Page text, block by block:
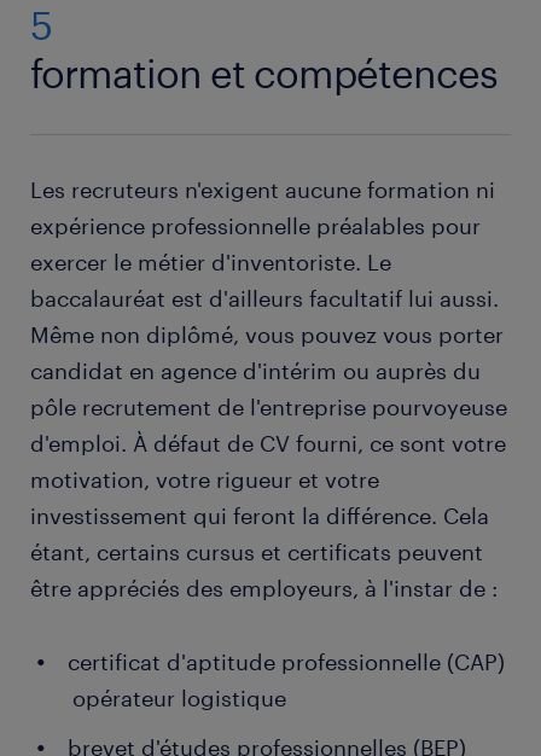
5
formation et compétences
Les recruteurs n'exigent aucune formation ni
expérience professionnelle préalables pour
exercer le métier d'inventoriste. Le
baccalauréat est d'ailleurs facultatif lui aussi.
Même non diplômé, vous pouvez vous porter
candidat en agence d'intérim ou auprès du
pôle recrutement de l'entreprise pourvoyeuse
d'emploi. À défaut de CV fourni, ce sont votre
motivation, votre rigueur et votre
investissement qui feront la différence. Cela
étant, certains cursus et certificats peuvent
être appréciés des employeurs, à l'instar de :
certificat d'aptitude professionnelle (CAP)
opérateur logistique
brevet d'études professionnelles (BEP)